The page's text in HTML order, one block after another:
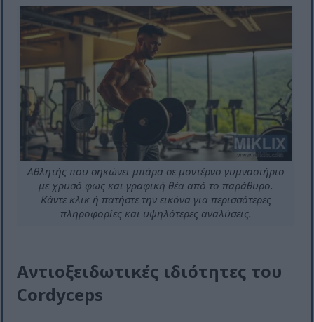
Αθλητής που σηκώνει μπάρα σε μοντέρνο γυμναστήριο
με χρυσό φως και γραφική θέα από το παράθυρο.
Κάντε κλικ ή πατήστε την εικόνα για περισσότερες
πληροφορίες και υψηλότερες αναλύσεις.
Αντιοξειδωτικές ιδιότητες του
Cordyceps